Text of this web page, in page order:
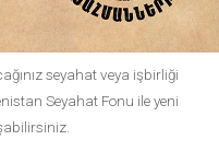
seyahat veya işbirliği
Seyahat Fonu ile yeni